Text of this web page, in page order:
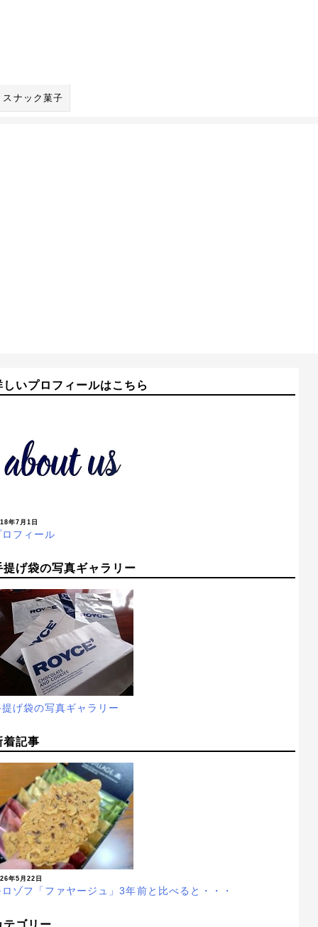
スナック菓子
しいプロフィールはこちら
年7月1日
フィール
提げ袋の写真ギャラリー
げ袋の写真ギャラリー
着記事
年5月22日
ゾフ「ファヤージュ」3年前と比べると・・・